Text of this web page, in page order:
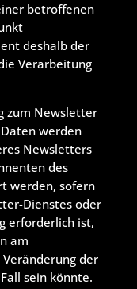
betroffenen
deshalb der
Verarbeitung
zum Newsletter
werden
Newsletters
des
werden, sofern
Dienstes oder
erforderlich ist,
am
der
sein könnte.